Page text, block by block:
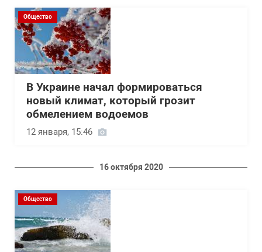
Общество
В Украине начал формироваться
новый климат, который грозит
обмелением водоемов
12 января, 15:46
16 октября 2020
Общество